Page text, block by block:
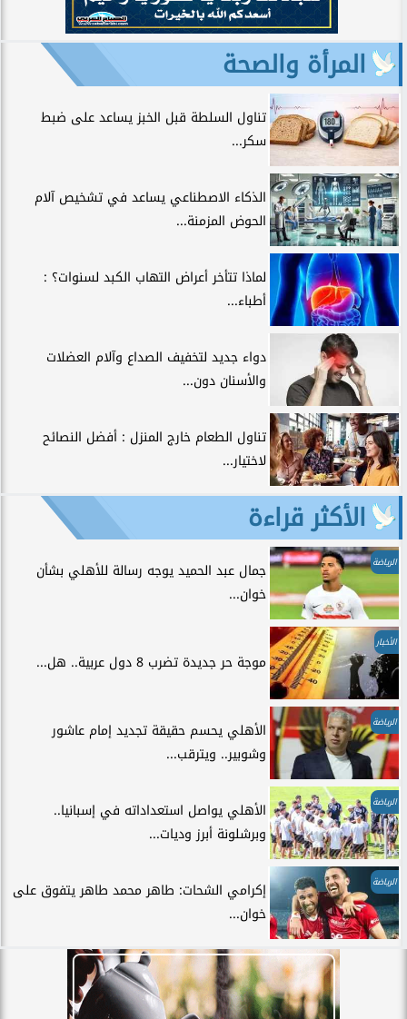
المرأة والصحة
تناول السلطة قبل الخبز يساعد على ضبط
سكر...
الذكاء الاصطناعي يساعد في تشخيص آلام
الحوض المزمنة...
لماذا تتأخر أعراض التهاب الكبد لسنوات؟ :
أطباء...
دواء جديد لتخفيف الصداع وآلام العضلات
والأسنان دون...
تناول الطعام خارج المنزل : أفضل النصائح
لاختيار...
الأكثر قراءة
الرياضة
جمال عبد الحميد يوجه رسالة للأهلي بشأن
خوان...
الأخبار
موجة حر جديدة تضرب 8 دول عربية.. هل...
الرياضة
الأهلي يحسم حقيقة تجديد إمام عاشور
وشوبير.. ويترقب...
الرياضة
الأهلي يواصل استعداداته في إسبانيا..
وبرشلونة أبرز وديات...
الرياضة
إكرامي الشحات: طاهر محمد طاهر يتفوق على
خوان...